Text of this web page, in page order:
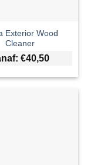
Exterior Wood
Cleaner
€40,50